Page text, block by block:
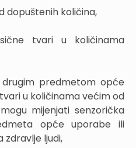
dopuštenih količina,
tvari u količinama
predmetom opće
u količinama većim od
mijenjati senzorička
opće uporabe ili
zdravlje ljudi,